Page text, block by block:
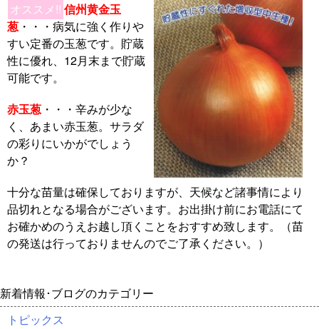
オススメ!! 信州黄金玉
葱 ・・・病気に強く作りや
すい定番の玉葱です。貯蔵
性に優れ、12月末まで貯蔵
可能です。
赤玉葱 ・・・辛みが少な
く、あまい赤玉葱。サラダ
の彩りにいかがでしょう
か？
十分な苗量は確保しておりますが、天候など諸事情により
品切れとなる場合がございます。お出掛け前にお電話にて
お確かめのうえお越し頂くことをおすすめ致します。（苗
の発送は行っておりませんのでご了承ください。）
新着情報･ブログのカテゴリー
トピックス